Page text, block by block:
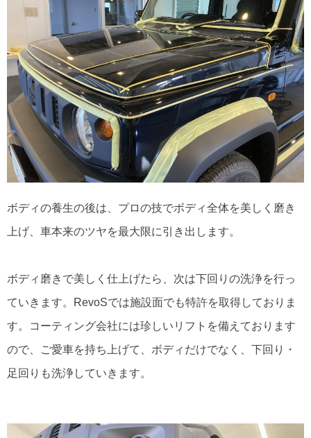
ボディの養生の後は、プロの技でボディ全体を美しく磨き
上げ、車本来のツヤを最大限に引き出します。
ボディ磨きで美しく仕上げたら、次は下回りの洗浄を行っ
ていきます。RevoSでは施設面でも特許を取得しておりま
す。コーティング会社には珍しいリフトを備えております
ので、ご愛車を持ち上げて、ボディだけでなく、下回り・
足回りも洗浄していきます。